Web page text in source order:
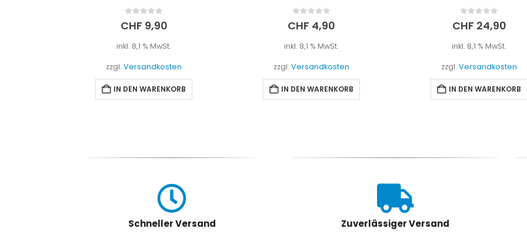
out of 5
CHF 4,90
inkl. 8,1 % MwSt.
zzgl. Versandkosten
IN DEN WARENKORB
out of 5
CHF24,90
inkl. 8,1 % MwSt.
zzgl. Versandkosten
IN DEN WARENKORB
CHF 4,90
inkl. 8,1 % MwSt.
zzgl. Versandkosten
IN DEN WARENKORB
Schneller Versand Zuverlässiger Versand